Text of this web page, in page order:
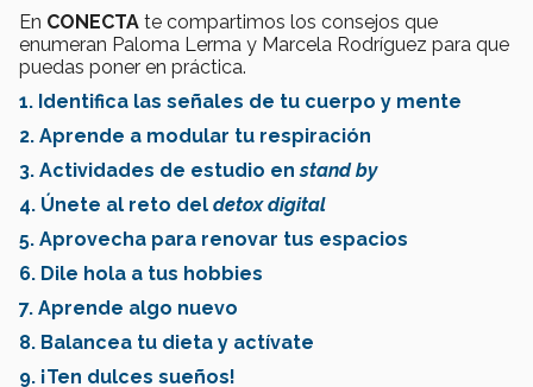
En CONECTA te compartimos los consejos que
enumeran Paloma Lerma y Marcela Rodríguez para que
puedas poner en práctica.
1. Identifica las señales de tu cuerpo y mente
2. Aprende a modular tu respiración
3. Actividades de estudio enstand by
4. Únete al reto del detox digital
5. Aprovecha para renovar tus espacios
6. Dile hola a tus hobbies
7. Aprende algo nuevo
8. Balancea tu dieta y actívate
9. ¡Ten dulces sueños!